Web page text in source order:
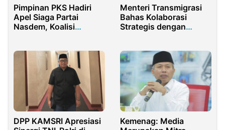
Pimpinan PKS Hadiri
Apel Siaga Partai
Nasdem, Koalisi
Menteri Transmigrasi
Bahas Kolaborasi
Strategis dengan
DPP KAMSRI Apresiasi
Kemenag: Media